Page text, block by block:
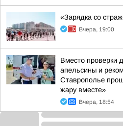
«Зарядка со
Вчера, 19:00
Вместо проверки
апельсины и
Ставрополье
жару вместе»
Вчера, 18:54